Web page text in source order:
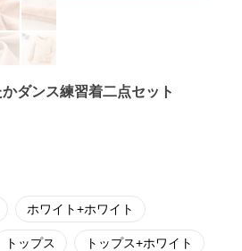
ダンス練習着二点セット
ホワイト+ホワイト
トップス トップス+ホワイト